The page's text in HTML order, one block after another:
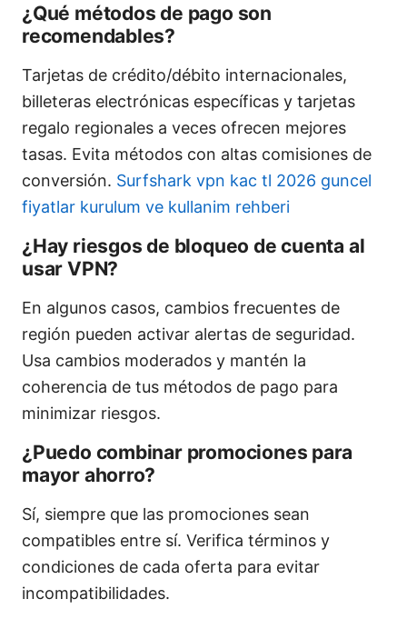
¿Qué métodos de pago son
recomendables?
Tarjetas de crédito/débito internacionales,
billeteras electrónicas específicas y tarjetas
regalo regionales a veces ofrecen mejores
tasas. Evita métodos con altas comisiones de
conversión. Surfshark vpn kac tl 2026 guncel
fiyatlar kurulum ve kullanim rehberi
¿Hay riesgos de bloqueo de cuenta al
usar VPN?
En algunos casos, cambios frecuentes de
región pueden activar alertas de seguridad.
Usa cambios moderados y mantén la
coherencia de tus métodos de pago para
minimizar riesgos.
¿Puedo combinar promociones para
mayor ahorro?
Sí, siempre que las promociones sean
compatibles entre sí. Verifica términos y
condiciones de cada oferta para evitar
incompatibilidades.